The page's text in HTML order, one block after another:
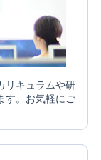
リキュラムや研
す。お気軽にご